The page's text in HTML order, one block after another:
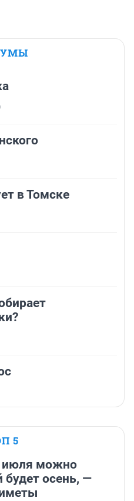
в Томске
5
июля можно
будет осень, —